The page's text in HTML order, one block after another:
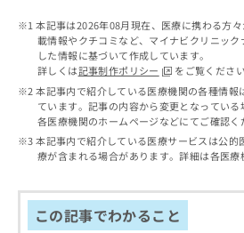
本記事は2026年08月現在、医療に携わる方
載情報やクチコミなど、マイナビクリニッ
した情報に基づいて作成しています。
詳しくは記事制作ポリシー
をご覧ください
本記事内で紹介している医療機関の各種情報
ています。記事の内容から変更となってい
各医療機関のホームページなどにてご確認く
本記事内で紹介している医療サービスは公的
療が含まれる場合があります。詳細は各医療
この記事でわかること
ナビ
クリ
ニッ
クナ
ビサ
イト
への
お問
合せ
フォ
とな
りま
す。
ご
求
ち
出
問
合
わ
は
こ